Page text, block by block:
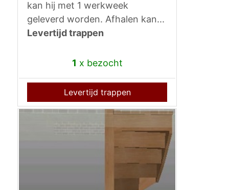
kan hij met 1 werkweek
geleverd worden. Afhalen kan...
Levertijd trappen
1 x bezocht
Levertijd trappen